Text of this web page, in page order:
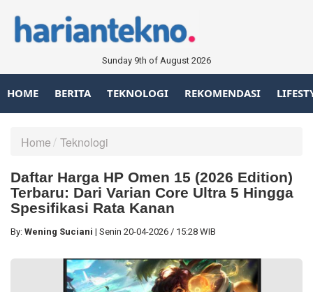
Sunday 9th of August 2026
HOME BERITA TEKNOLOGI REKOMENDASI
Home Teknologi
Daftar Harga HP Omen 15 (2026 Edition)
Terbaru: Dari Varian Core Ultra 5 Hingga
Spesifikasi Rata Kanan
By: Wening Suciani | Senin 20-04-2026 / 15:28 WIB